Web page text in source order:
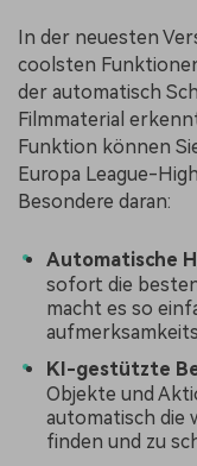
In der neuesten
coolsten
der automatisch
Filmmaterial
Funktion können
Europa League-
Besondere daran:
Automatische
sofort die
macht es so
KI-gestützte
Objekte und
automatisch die
finden und zu